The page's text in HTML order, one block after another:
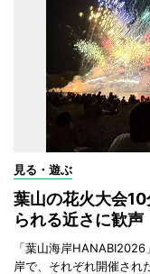
見る・遊ぶ
葉山の花火大会
られる近さに歓声
「葉山海岸
岸で、それぞれ開催され